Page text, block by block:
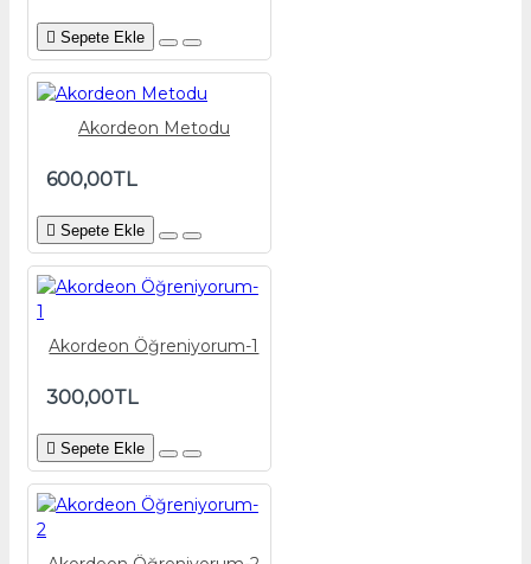
Sepete Ekle
Akordeon Metodu
600,00TL
Sepete Ekle
Akordeon Öğreniyorum-1
300,00TL
Sepete Ekle